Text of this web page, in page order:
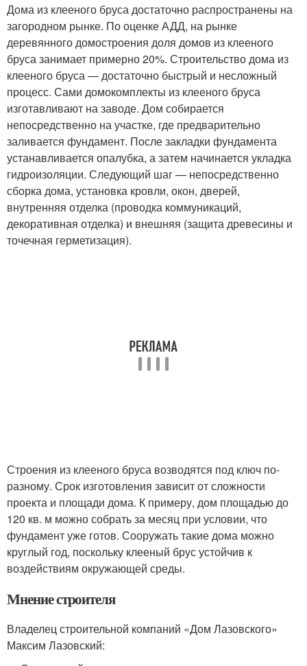
Дома из клееного бруса достаточно распространены на
загородном рынке. По оценке АДД, на рынке
деревянного домостроения доля домов из клееного
бруса занимает примерно 20%. Строительство дома из
клееного бруса — достаточно быстрый и несложный
процесс. Сами домокомплекты из клееного бруса
изготавливают на заводе. Дом собирается
непосредственно на участке, где предварительно
заливается фундамент. После закладки фундамента
устанавливается опалубка, а затем начинается укладка
гидроизоляции. Следующий шаг — непосредственно
сборка дома, установка кровли, окон, дверей,
внутренняя отделка (проводка коммуникаций,
декоративная отделка) и внешняя (защита древесины и
точечная герметизация).
Строения из клееного бруса возводятся под ключ по-
разному. Срок изготовления зависит от сложности
проекта и площади дома. К примеру, дом площадью до
120 кв. м можно собрать за месяц при условии, что
фундамент уже готов. Сооружать такие дома можно
круглый год, поскольку клееный брус устойчив к
воздействиям окружающей среды.
Мнение строителя
Владелец строительной компаний «Дом Лазовского»
Максим Лазовский: